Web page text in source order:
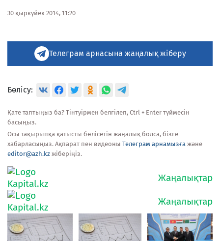
30 қыркүйек 2014, 11:20
Телеграм арнасына жаңалық жіберу
Бөлісу:
Қате таптыңыз ба? Тінтуірмен белгілеп, Ctrl + Enter түймесін
басыңыз.
Осы тақырыпқа қатысты бөлісетін жаңалық болса, бізге
хабарласыңыз. Ақпарат пен видеоны Телеграм арнамызға және
editor@azh.kz жіберіңіз.